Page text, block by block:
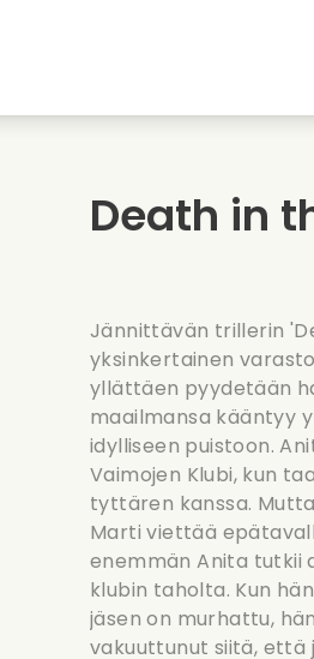
Treffielokuvat
Death in
Jännittävän trillerin
yksinkertainen
yllättäen pyydetään
maailmansa kääntyy
idylliseen puistoon.
Vaimojen Klubi, kun
tyttären kanssa.
Marti viettää
enemmän Anita tutkii
klubin taholta. Kun
jäsen on murhattu,
vakuuttunut siitä, että